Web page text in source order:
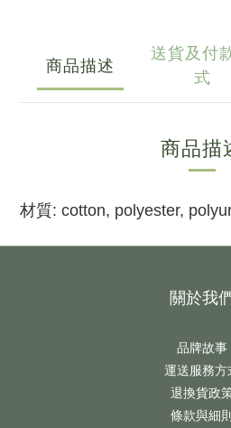
商品描述
送貨及付
式
商品描
材質: cotton, polyester,
關於我
品牌故事
運送服務方
退換貨政
條款與細